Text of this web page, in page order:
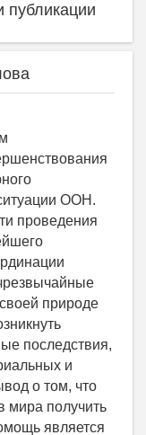
ООН.
проведения
природе
последствия,
и
о том, что
мира получить
является